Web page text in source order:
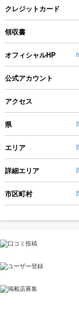
クレジットカード
領収書
オフィシャルHP
公式アカウント
アクセス
県
エリア
詳細エリア
市区町村